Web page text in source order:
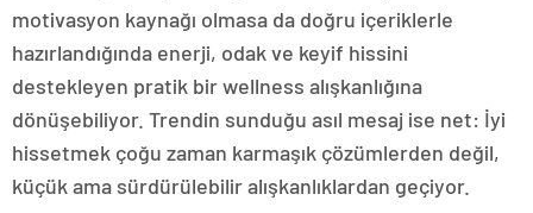
motivasyon kaynağı olmasa da doğru içeriklerle
hazırlandığında enerji, odak ve keyif hissini
destekleyen pratik bir wellness alışkanlığına
dönüşebiliyor. Trendin sunduğu asıl mesaj ise net: İyi
hissetmek çoğu zaman karmaşık çözümlerden değil,
küçük ama sürdürülebilir alışkanlıklardan geçiyor.